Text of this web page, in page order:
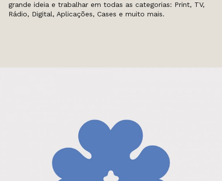
grande ideia e trabalhar em todas as categorias: Print, TV,
Rádio, Digital, Aplicações, Cases e muito mais.